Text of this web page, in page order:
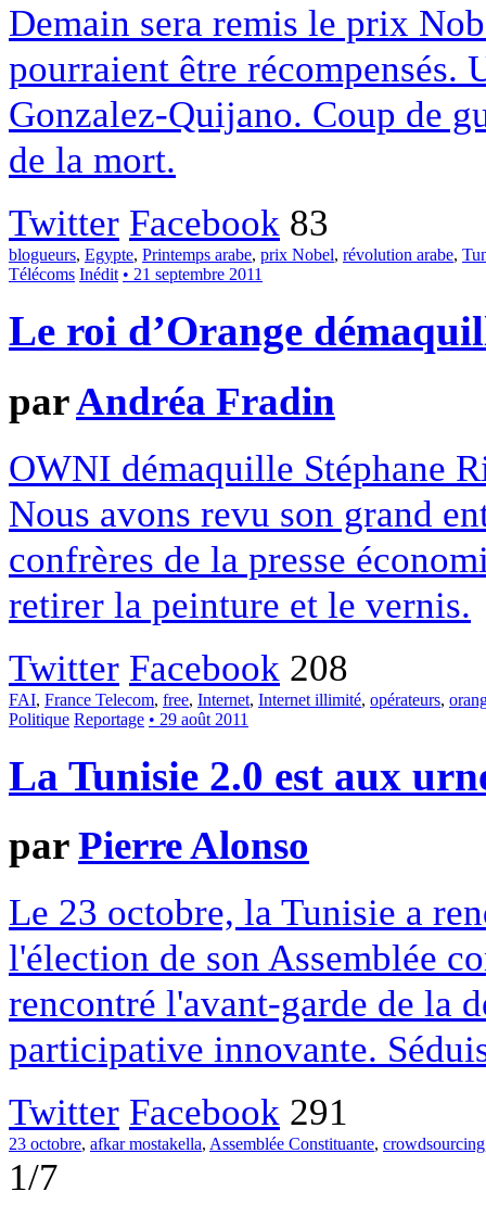
Demain sera remis le prix
pourraient être récompensés.
Gonzalez-Quijano. Coup de
de la mort.
Twitter Facebook 83
blogueurs, Egypte, Printemps arabe, prix Nobel, révolution arabe,
Télécoms Inédit • 21 septembre 2011
Le roi d’Orange
parAndréa Fradin
OWNI démaquille Stéphane
Nous avons revu son grand
confrères de la presse
retirer la peinture et le vernis.
Twitter Facebook 208
FAI, France Telecom, free, Internet, Internet illimité, opérateurs,
Politique Reportage • 29 août 2011
La Tunisie 2.0 est aux
parPierre Alonso
Le 23 octobre, la Tunisie a
l'élection de son Assemblée
rencontré l'avant-garde de la
participative innovante.
Twitter Facebook 291
23 octobre, afkar mostakella, Assemblée Constituante, crowdsourcing
1/7